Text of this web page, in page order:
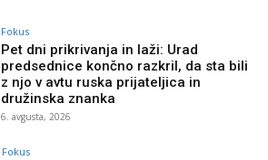
Fokus
Pet dni prikrivanja in laži: Urad
predsednice končno razkril, da sta bili
z njo v avtu ruska prijateljica in
družinska znanka
6. avgusta, 2026
Fokus